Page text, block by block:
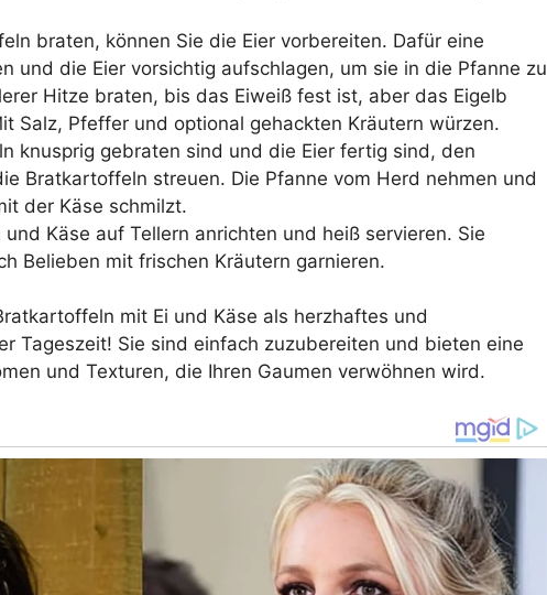
braten, können Sie die Eier vorbereiten. Dafür eine
und die Eier vorsichtig aufschlagen, um sie in die Pfanne zu
Hitze braten, bis das Eiweiß fest ist, aber das Eigelb
Salz, Pfeffer und optional gehackten Kräutern würzen.
knusprig gebraten sind und die Eier fertig sind, den
Bratkartoffeln streuen. Die Pfanne vom Herd nehmen und
der Käse schmilzt.
Käse auf Tellern anrichten und heiß servieren. Sie
Belieben mit frischen Kräutern garnieren.
mit Ei und Käse als herzhaftes und
Tageszeit! Sie sind einfach zuzubereiten und bieten eine
und Texturen, die Ihren Gaumen verwöhnen wird.